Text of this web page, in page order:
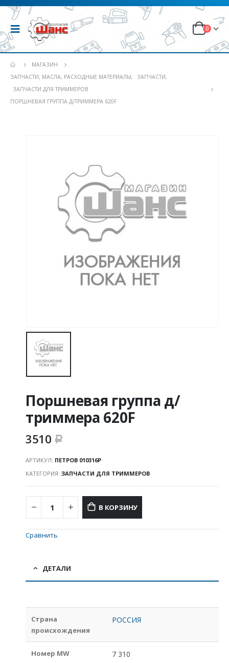
0
МАГАЗИН
ЗАПЧАСТИ, МАСЛА, РАСХОДНЫЕ МАТЕРИАЛЫ, ЗАПЧАСТИ,
ЗАПЧАСТИ ДЛЯ ТРИММЕРОВ
ПОРШНЕВАЯ ГРУППА Д/ТРИММЕРА 620F
Поршневая группа д/
триммера 620F
3510 Р
АРТИКУЛ: ПЕТРОВ 010316P
КАТЕГОРИЯ: ЗАПЧАСТИ ДЛЯ ТРИММЕРОВ
В КОРЗИНУ
Сравнить
ДЕТАЛИ
Страна
происхождения
РОССИЯ
Номер MW 7 310